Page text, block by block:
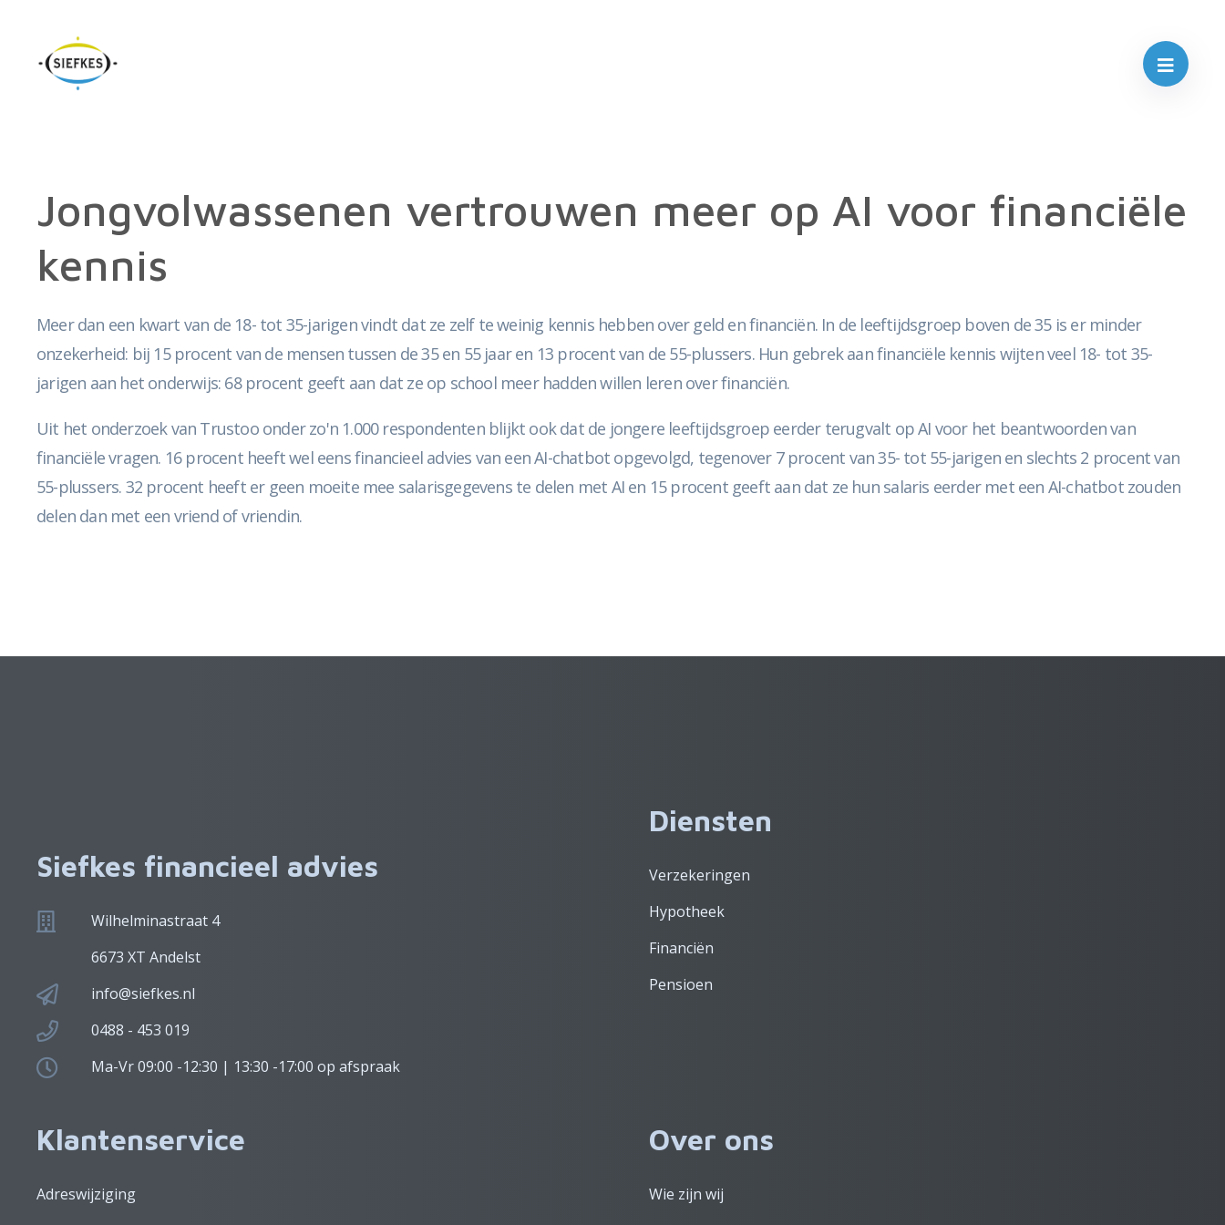
Jongvolwassenen vertrouwen meer op AI voor financiële
kennis
Meer dan een kwart van de 18- tot 35-jarigen vindt dat ze zelf te weinig kennis hebben over geld en financiën. In de leeftijdsgroep boven de 35 is er minder
onzekerheid: bij 15 procent van de mensen tussen de 35 en 55 jaar en 13 procent van de 55-plussers. Hun gebrek aan financiële kennis wijten veel 18- tot 35-
jarigen aan het onderwijs: 68 procent geeft aan dat ze op school meer hadden willen leren over financiën.
Uit het onderzoek van Trustoo onder zo'n 1.000 respondenten blijkt ook dat de jongere leeftijdsgroep eerder terugvalt op AI voor het beantwoorden van
financiële vragen. 16 procent heeft wel eens financieel advies van een AI-chatbot opgevolgd, tegenover 7 procent van 35- tot 55-jarigen en slechts 2 procent van
55-plussers. 32 procent heeft er geen moeite mee salarisgegevens te delen met AI en 15 procent geeft aan dat ze hun salaris eerder met een AI-chatbot zouden
delen dan met een vriend of vriendin.
Siefkes financieel advies
Wilhelminastraat 4
6673 XT Andelst
info@siefkes.nl
0488 - 453 019
Ma-Vr 09:00 -12:30 | 13:30 -17:00 op afspraak
Diensten
Verzekeringen
Hypotheek
Financiën
Pensioen
Klantenservice
Adreswijziging
Over ons
Wie zijn wij